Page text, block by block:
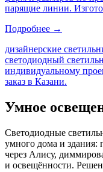
парящие линии.
Подробнее →
дизайнерские
светодиодный
индивидуальному
заказ в Казани.
Умное
Светодиодные
умного дома и здания:
через Алису,
и освещённости.